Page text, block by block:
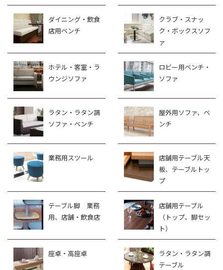
ダイニング・飲食
店用ベンチ
クラブ・スナッ
ク・ボックスソフ
ァ
ホテル・客室・ラ
ウンジソファ
ロビー用ベンチ・
ソファ
ラタン・ラタン調
ソファ・ベンチ
屋外用ソファ、ベ
ンチ
業務用スツール
店舗用テーブル天
板、テーブルトッ
プ
テーブル脚 業務
用、店舗・飲食店
店舗用テーブル
（トップ、脚セッ
ト）
座卓・高座卓
ラタン・ラタン調
テーブル